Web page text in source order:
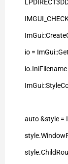
io =
auto &style =